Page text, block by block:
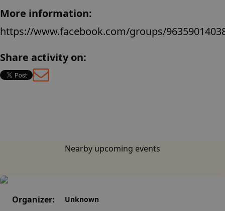
More information:
https://www.facebook.com/groups/
Share activity on:
Nearby upcoming events
Organizer: Unknown